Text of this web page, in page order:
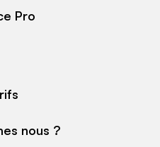
Pro
nous ?